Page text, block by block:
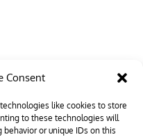
Consent
like cookies to store
to these technologies will
behavior or unique IDs on this